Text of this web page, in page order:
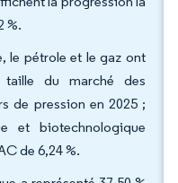
%.
le pétrole et le gaz ont
du marché des
de pression en 2025 ;
et biotechnologique
de 6,24 %.